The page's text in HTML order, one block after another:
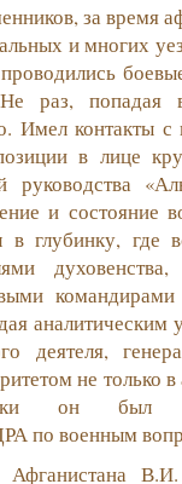
за время
и многих
раз, попадая
Имел контакты с
в лице
руководства
и
глубинку, где
аналитическим
деятеля,
не только
он был
по военным
В.И.